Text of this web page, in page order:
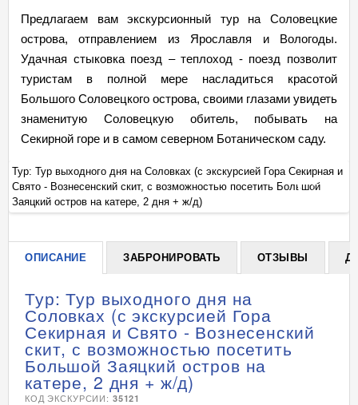
Предлагаем вам экскурсионный тур на Соловецкие
острова, отправлением из Ярославля и Вологоды.
Удачная стыковка поезд – теплоход - поезд позволит
туристам в полной мере насладиться красотой
Большого Соловецкого острова, своими глазами увидеть
знаменитую Соловецкую обитель, побывать на
Секирной горе и в самом северном Ботаническом саду.
+
Тур: Тур выходного дня на Соловках (с экскурсией Гора Секирная и
Свято - Вознесенский скит, с возможностью посетить Большой
Заяцкий остров на катере, 2 дня + ж/д)
ОПИСАНИЕ ЗАБРОНИРОВАТЬ ОТЗЫВЫ
Тур: Тур выходного дня на
Соловках (с экскурсией Гора
Секирная и Свято - Вознесенский
скит, с возможностью посетить
Большой Заяцкий остров на
катере, 2 дня + ж/д)
КОД ЭКСКУРСИИ: 35121